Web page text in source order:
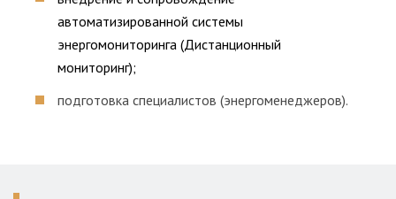
автоматизированной системы
энергомониторинга (Дистанционный
мониторинг);
подготовка специалистов (энергоменеджеров).